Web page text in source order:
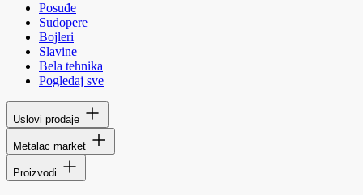
Posuđe
Sudopere
Bojleri
Slavine
Bela tehnika
Pogledaj sve
Uslovi prodaje
Metalac market
Proizvodi